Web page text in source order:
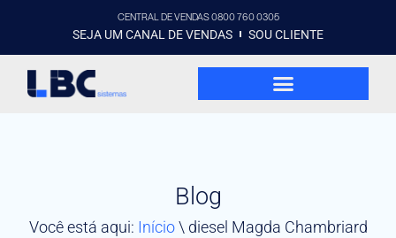
CENTRAL DE VENDAS 0800 760 0305
SEJA UM CANAL DE VENDAS SOU CLIENTE
Blog
Você está aqui: Início\ diesel Magda Chambriard